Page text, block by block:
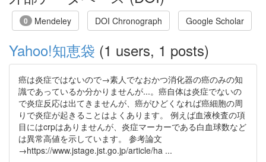
0 Mendeley DOI Chronograph Google Scholar
Yahoo!知恵袋 (1 users, 1 posts)
癌は炎症ではないので→素人でなおかつ消化器の癌のみの知
識であっているか分かりませんが...。癌自体は炎症でないの
で炎症反応は出てきませんが、癌がひどくなれば癌細胞の周
りで炎症が起きることはよくあります。 例えば血液検査の項
目にはcrpはありませんが、炎症マーカーである白血球数など
は異常高値を示しています。 参考論文
→https://www.jstage.jst.go.jp/article/ha ...